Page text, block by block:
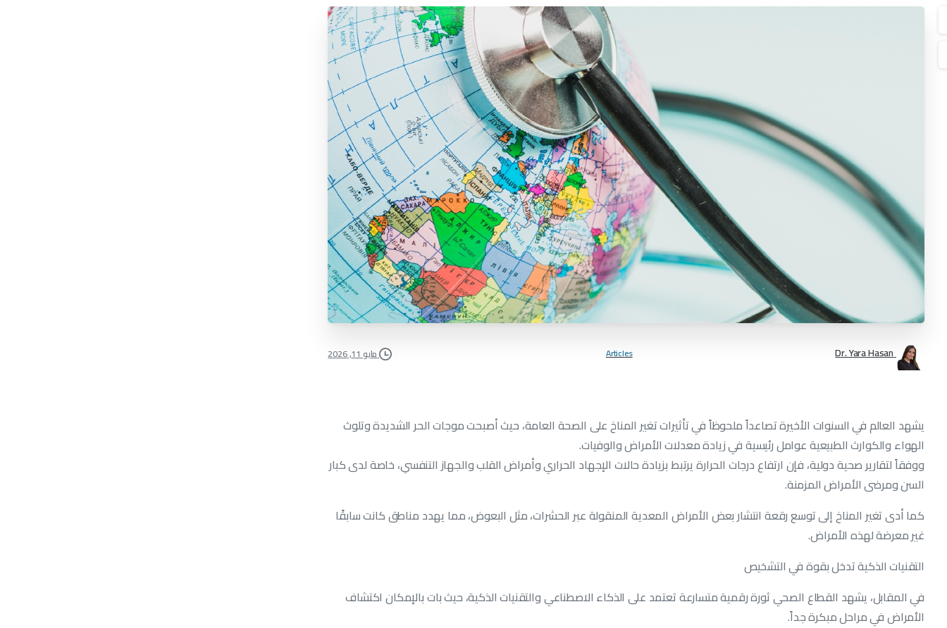
Dr. Yara Hasan
Articles مايو 11, 2026
يشهد العالم في السنوات الأخيرة تصاعداً ملحوظاً في تأثيرات تغير المناخ على الصحة العامة، حيث أصبحت موجات الحر الشديدة وتلوث
الهواء والكوارث الطبيعية عوامل رئيسية في زيادة معدلات الأمراض والوفيات.
ووفقاً لتقارير صحية دولية، فإن ارتفاع درجات الحرارة يرتبط بزيادة حالات الإجهاد الحراري وأمراض القلب والجهاز التنفسي، خاصة لدى كبار
السن ومرضى الأمراض المزمنة.
كما أدى تغير المناخ إلى توسع رقعة انتشار بعض الأمراض المعدية المنقولة عبر الحشرات، مثل البعوض، مما يهدد مناطق كانت سابقًا
غير معرضة لهذه الأمراض.
التقنيات الذكية تدخل بقوة في التشخيص
في المقابل، يشهد القطاع الصحي ثورة رقمية متسارعة تعتمد على الذكاء الاصطناعي والتقنيات الذكية، حيث بات بالإمكان اكتشاف
الأمراض في مراحل مبكرة جداً.